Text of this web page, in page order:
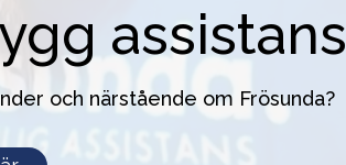
assistans
och närstående om Frösunda?